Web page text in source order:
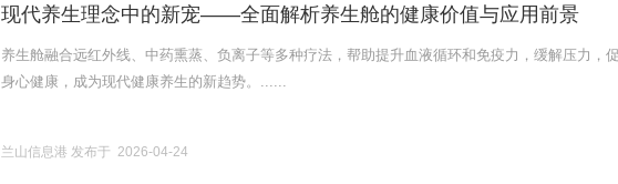
现代养生理念中的新宠——全面解析养生舱的健康价值与应用前景
养生舱融合远红外线、中药熏蒸、负离子等多种疗法，帮助提升血液循环和免疫力，缓解压力，
身心健康，成为现代健康养生的新趋势。......
兰山信息港 发布于 2026-04-24